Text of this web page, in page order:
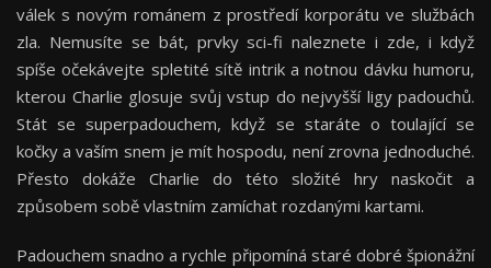
válek s novým románem z prostředí korporátu ve službách
zla. Nemusíte se bát, prvky sci-fi naleznete i zde, i když
spíše očekávejte spletité sítě intrik a notnou dávku humoru,
kterou Charlie glosuje svůj vstup do nejvyšší ligy padouchů.
Stát se superpadouchem, když se staráte o toulající se
kočky a vaším snem je mít hospodu, není zrovna jednoduché.
Přesto dokáže Charlie do této složité hry naskočit a
způsobem sobě vlastním zamíchat rozdanými kartami.
Padouchem snadno a rychle připomíná staré dobré špionážní